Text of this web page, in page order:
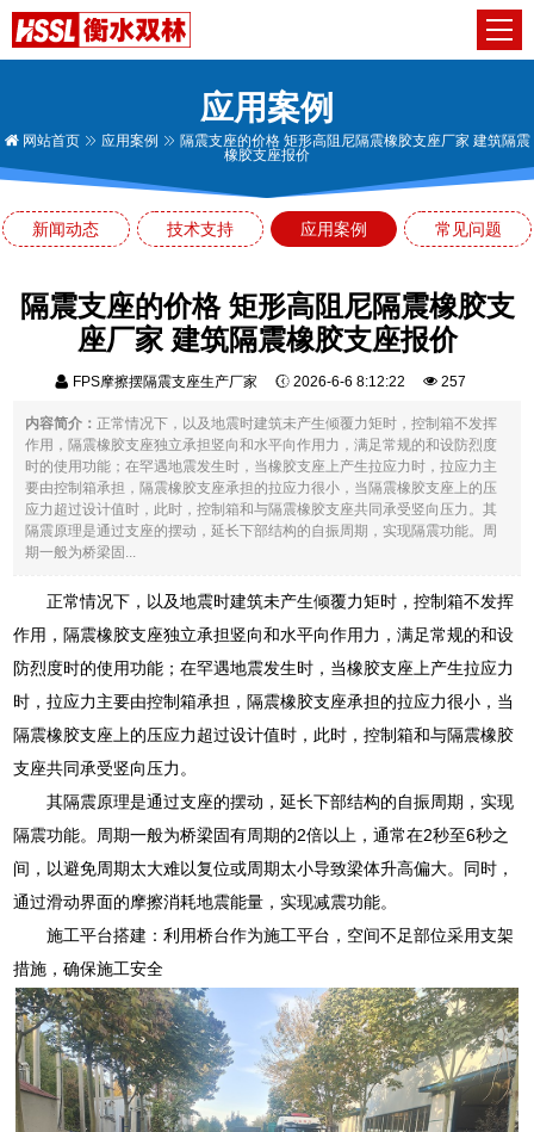
应用案例
网站首页 应用案例
隔震支座的价格 矩形高阻尼隔震橡胶支座厂家 建筑隔震
橡胶支座报价
新闻动态 技术支持 应用案例 常见问题
隔震支座的价格 矩形高阻尼隔震橡胶支
座厂家 建筑隔震橡胶支座报价
FPS摩擦摆隔震支座生产厂家 2026-6-6 8:12:22 257
内容简介： 正常情况下，以及地震时建筑未产生倾覆力矩时，控制箱不发挥
作用，隔震橡胶支座独立承担竖向和水平向作用力，满足常规的和设防烈度
时的使用功能；在罕遇地震发生时，当橡胶支座上产生拉应力时，拉应力主
要由控制箱承担，隔震橡胶支座承担的拉应力很小，当隔震橡胶支座上的压
应力超过设计值时，此时，控制箱和与隔震橡胶支座共同承受竖向压力。其
隔震原理是通过支座的摆动，延长下部结构的自振周期，实现隔震功能。周
期一般为桥梁固...
正常情况下，以及地震时建筑未产生倾覆力矩时，控制箱不发挥
作用，隔震橡胶支座独立承担竖向和水平向作用力，满足常规的和设
防烈度时的使用功能；在罕遇地震发生时，当橡胶支座上产生拉应力
时，拉应力主要由控制箱承担，隔震橡胶支座承担的拉应力很小，当
隔震橡胶支座上的压应力超过设计值时，此时，控制箱和与隔震橡胶
支座共同承受竖向压力。
其隔震原理是通过支座的摆动，延长下部结构的自振周期，实现
隔震功能。周期一般为桥梁固有周期的2倍以上，通常在2秒至6秒之
间，以避免周期太大难以复位或周期太小导致梁体升高偏大。同时，
通过滑动界面的摩擦消耗地震能量，实现减震功能。
施工平台搭建：利用桥台作为施工平台，空间不足部位采用支架
措施，确保施工安全